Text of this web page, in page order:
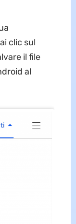
clic sul
il file
al